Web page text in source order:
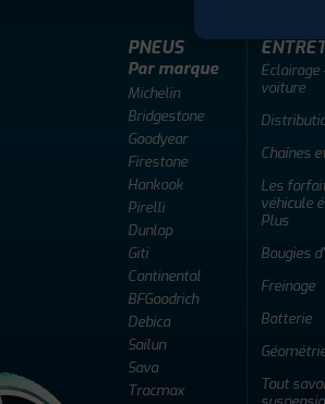
PNEUS
Par marque
Michelin
Bridgestone
Goodyear
Firestone
Hankook
Pirelli
Dunlop
Giti
Continental
BFGoodrich
Debica
Sailun
Sava
Tracmax
Éclairage
voiture
Chaînes
Les
véhicule
Plus
Bougies
Freinage
Batterie
Tout